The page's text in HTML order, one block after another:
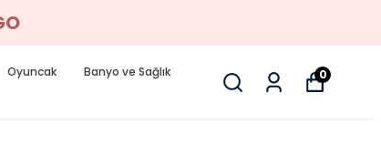
Oyuncak
Banyo ve Sağlık
0